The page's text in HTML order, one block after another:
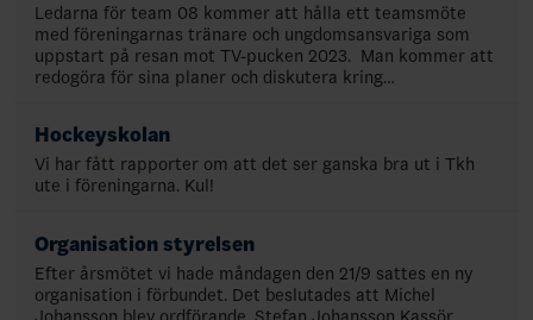
Ledarna för team 08 kommer att hålla ett teamsmöte
med föreningarnas tränare och ungdomsansvariga som
uppstart på resan mot TV-pucken 2023. Man kommer att
redogöra för sina planer och diskutera kring…
Hockeyskolan
Vi har fått rapporter om att det ser ganska bra ut i Tkh
ute i föreningarna. Kul!
Organisation styrelsen
Efter årsmötet vi hade måndagen den 21/9 sattes en ny
organisation i förbundet. Det beslutades att Michel